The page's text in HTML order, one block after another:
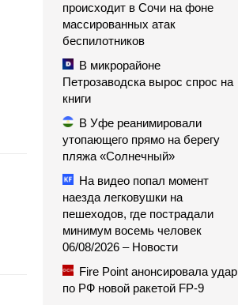
происходит в Сочи на фоне
массированных атак
беспилотников
В микрорайоне
Петрозаводска вырос спрос на
книги
В Уфе реанимировали
утопающего прямо на берегу
пляжа «Солнечный»
На видео попал момент
наезда легковушки на
пешеходов, где пострадали
минимум восемь человек
06/08/2026 – Новости
Fire Point анонсировала удар
по РФ новой ракетой FP-9